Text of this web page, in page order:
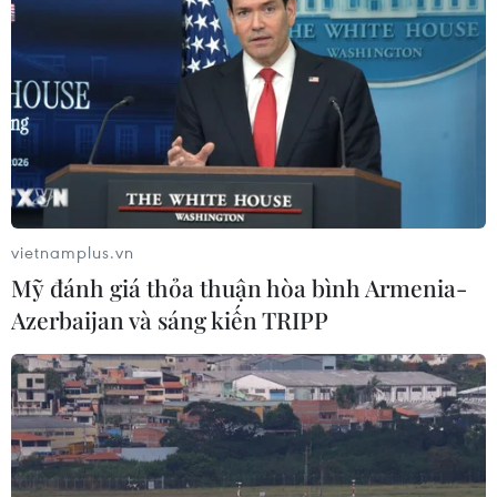
Áp thấp nhiệt đới đổi hướng trên
vùng biển phía Đông khu vực vịnh
Bắc Bộ
07/08/2026 23:29
Campuchia nỗ lực bảo tồn động vật
hoang dã trước nguy cơ tuyệt chủng
Áp thấp nhiệt đới trên vịnh Bắc Bộ sẽ
gây ảnh hưởng thế nào tới Việt Nam?
07/08/2026 14:38
vietnamplus.vn
Mỹ đánh giá thỏa thuận hòa bình Armenia-
Azerbaijan và sáng kiến TRIPP